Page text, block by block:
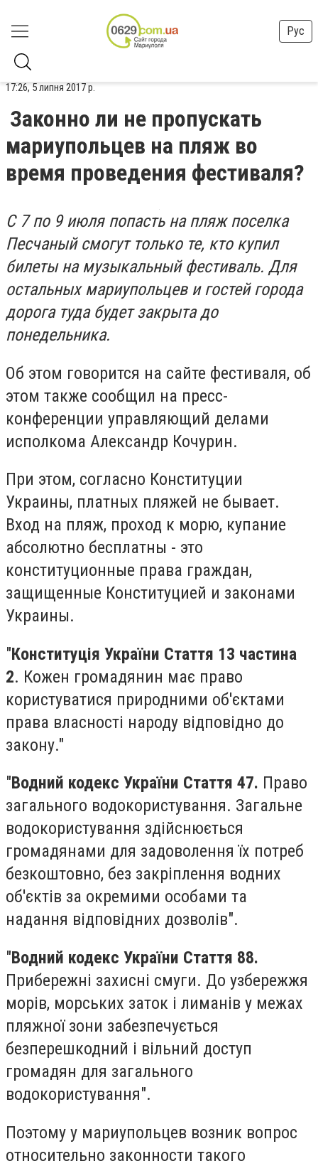
Рус
17:26, 5 липня 2017 р.
Законно ли не пропускать
мариупольцев на пляж во
время проведения фестиваля?
С 7 по 9 июля попасть на пляж поселка
Песчаный смогут только те, кто купил
билеты на музыкальный фестиваль. Для
остальных мариупольцев и гостей города
дорога туда будет закрыта до
понедельника.
Об этом говорится на сайте фестиваля, об
этом также сообщил на пресс-
конференции управляющий делами
исполкома Александр Кочурин.
При этом, согласно Конституции
Украины, платных пляжей не бывает.
Вход на пляж, проход к морю, купание
абсолютно бесплатны - это
конституционные права граждан,
защищенные Конституцией и законами
Украины.
"Конституція України Стаття 13 частина
2. Кожен громадянин має право
користуватися природними об'єктами
права власності народу відповідно до
закону."
"Водний кодекс України Стаття 47. Право
загального водокористування. Загальне
водокористування здійснюється
громадянами для задоволення їх потреб
безкоштовно, без закріплення водних
об'єктів за окремими особами та
надання відповідних дозволів".
"Водний кодекс України Стаття 88.
Прибережні захисні смуги. До узбережжя
морів, морських заток і лиманів у межах
пляжної зони забезпечується
безперешкодний і вільний доступ
громадян для загального
водокористування".
Поэтому у мариупольцев возник вопрос
относительно законности такого